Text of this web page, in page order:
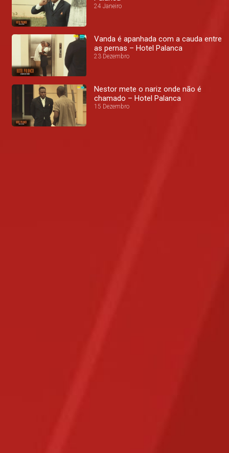
24 Janeiro
Vanda é apanhada com a cauda entre
as pernas – Hotel Palanca
23 Dezembro
Nestor mete o nariz onde não é
chamado – Hotel Palanca
15 Dezembro